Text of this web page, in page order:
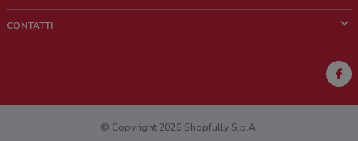
Lavora con noi
Richieste commerciali e marketing
CONTATTI
Hai un malfunzionamento sul web o sull'app?
© Copyright 2026 Shopfully S.p.A.